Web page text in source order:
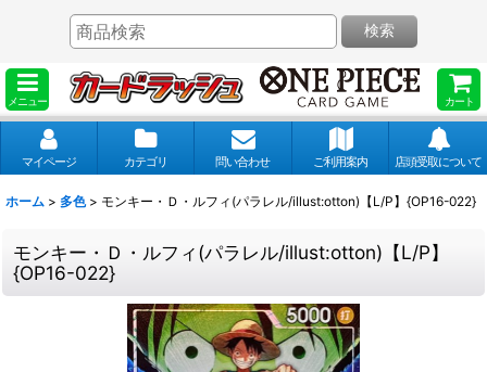
メニュー カート
検索
マイページ カテゴリ 問い合わせ ご利用案内 店頭受取について
ホーム > 多色 > モンキー・Ｄ・ルフィ(パラレル/illust:otton)【L/P】{OP16-022}
モンキー・Ｄ・ルフィ(パラレル/illust:otton)【L/P】
{OP16-022}